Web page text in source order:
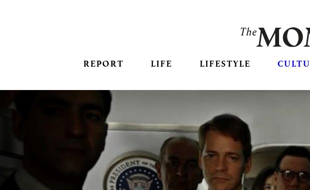
REPORT LIFE LIFESTYLE